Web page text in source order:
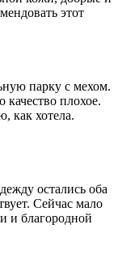
этот
парку с мехом.
качество плохое.
как хотела.
остались оба
Сейчас мало
и благородной